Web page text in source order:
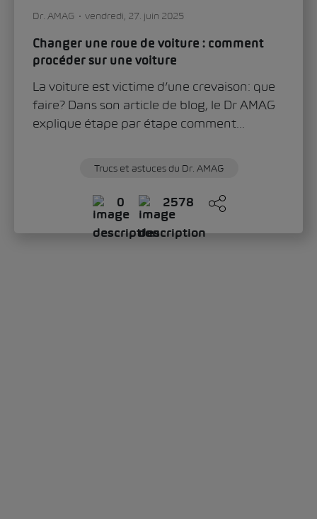
Les voitures électriques peuvent marquer
plus grandes, mais elles ne peuvent
Trucs et astuces du Dr. AMAG